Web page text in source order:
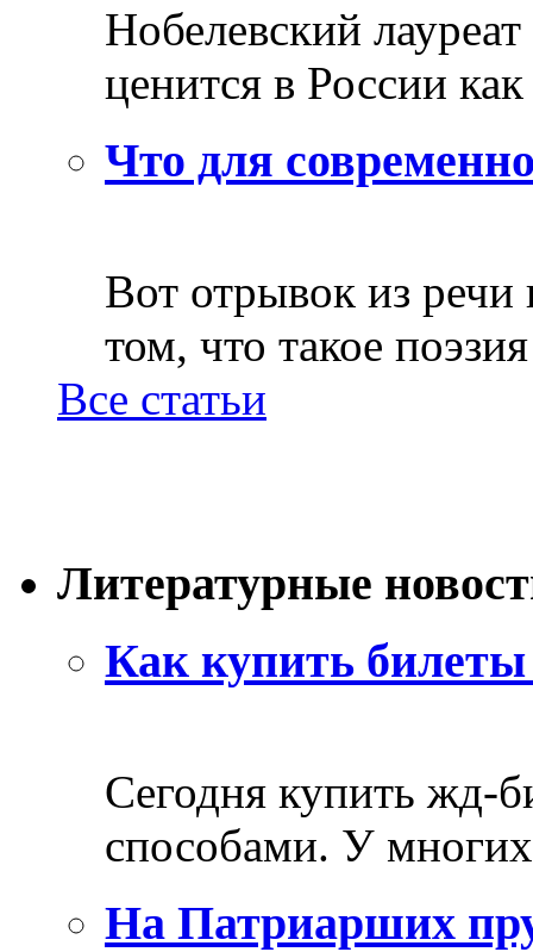
Нобелевский
ценится в России
Что для
Вот отрывок из
том, что такое
Все статьи
Литературные
Как купить билеты
Сегодня купить жд-
способами. У
На Патриарших